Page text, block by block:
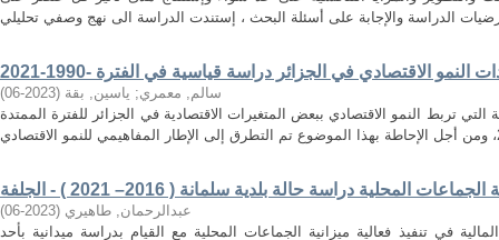
سالم, معمري; ياسين, بقة (
2023-06
)
تربط النمو الاقتصادي ببعض المتغيرات الاقتصادية في الجزائر للفترة الممتدة
المحلية دراسة حالة بلدية سلمانة ( 2016– 2021 ) - الجلفة
عبدالرحمان, طاهيري (
2023-06
)
في تنفيذ فعالية ميزانية الجماعات المحلية مع القيام بدراسة ميدانية بأحد